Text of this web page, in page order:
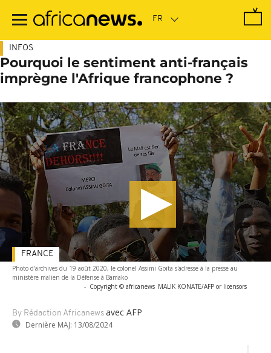
contenu
INFOS
Pourquoi le sentiment anti-français
imprègne l'Afrique francophone ?
Photo d'archives du 19 août 2020, le colonel Assimi Goïta s'adresse à la presse au
ministère malien de la Défense à Bamako
- Copyright © africanews MALIK KONATE/AFP or licensors
By Rédaction Africanews avec AFP
Dernière MAJ: 13/08/2024
FRANCE